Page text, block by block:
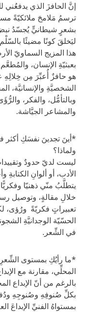
إنَّ الحافزَ الذي يدفعُني
ترسمُ مَلامحَ ملائكيّةً
بشعرٍ شيطانيٍّ يُجسّدُ
ليَخلقَ كونًا مضيئًا
هذا المزيج السماويّ
بعبثيّةِ الإنسان،
هو حافزٌ أُعبِّرَ مِن خِلالِهِ
الشخصيَّةِ والإنسانيَّة،
وبالتأمُّل، والفكر،
والمشاعر الجيَّاشة.
*أينَ تجدينَ نفسَكِ أكثر
ولماذا؟
ليست لديّ حدودٌ
الأدب، أو ألوانِ الكتابةِ
يتطلَّبُ منّي ذهنيّا
خلالِ مقالةٍ، وتوصيل
تعبيراتٍ فكريّةً ورُؤى،
الحسّيّة الوجدانيَّةِ
في الشِّعر.
*ما رأيُكِ بمستوى الشِّعرِ
المحلِّي، مقارنة مع
بالرغم من أنّ الإبداع
بكلِّ صُنوفِهِ وصُنوجِهِ
بمستواهُ الفنيِّ الإبداعَ